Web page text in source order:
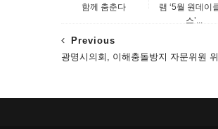
함께 춤춘다
램 ‘5월 원데이
스’...
Previous
광명시의회, 이해충돌방지 자문위원